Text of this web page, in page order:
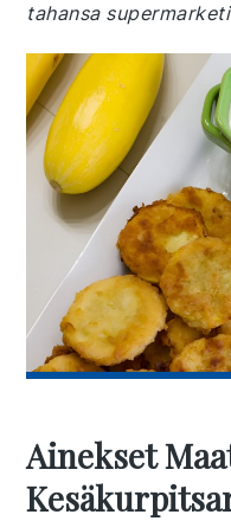
tahansa
Ainekset